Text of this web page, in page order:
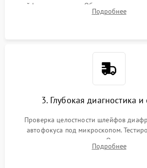
шлейфов и приводов. Обязательная
линзовых групп для сохранения
Подробнее
3. Глубокая диагностика и
Проверка целостности шлейфов
автофокуса под микроскопом.
электромагнитного привода. Очистка
от пыли, следов влаги и грибка
Подробнее